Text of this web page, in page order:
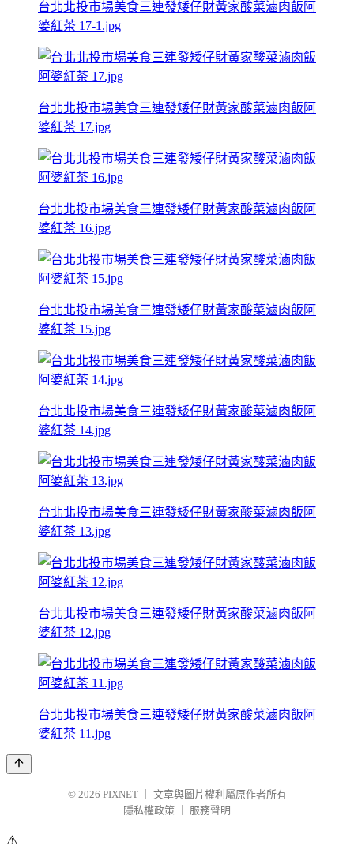
台北北投市場美食三連發矮仔財黃家酸菜滷肉飯阿
婆紅茶 17-1.jpg
台北北投市場美食三連發矮仔財黃家酸菜滷肉飯阿
婆紅茶 17.jpg
台北北投市場美食三連發矮仔財黃家酸菜滷肉飯阿
婆紅茶 16.jpg
台北北投市場美食三連發矮仔財黃家酸菜滷肉飯阿
婆紅茶 15.jpg
台北北投市場美食三連發矮仔財黃家酸菜滷肉飯阿
婆紅茶 14.jpg
台北北投市場美食三連發矮仔財黃家酸菜滷肉飯阿
婆紅茶 13.jpg
台北北投市場美食三連發矮仔財黃家酸菜滷肉飯阿
婆紅茶 12.jpg
台北北投市場美食三連發矮仔財黃家酸菜滷肉飯阿
婆紅茶 11.jpg
© 2026 PIXNET
文章與圖片權利屬原作者所有
隱私權政策
服務聲明
⚠️